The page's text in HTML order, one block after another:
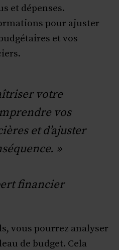
et dépenses.
pour ajuster
et vos
votre
vos
et d’ajuster
»
financier
vous pourrez analyser
de budget. Cela